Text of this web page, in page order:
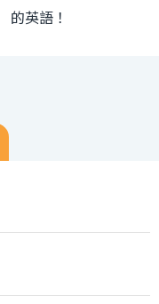
的英語！